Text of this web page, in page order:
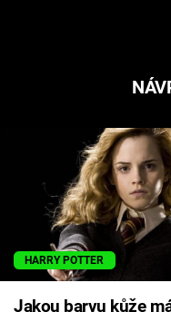
HARRY POTTER
Jakou barvu kůže